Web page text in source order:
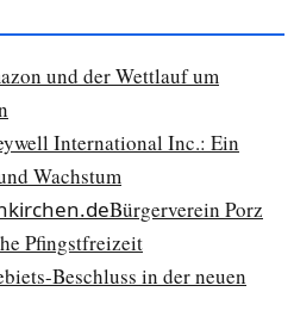
und der Wettlauf um
International Inc.: Ein
Wachstum
Bürgerverein Porz
Pfingstfreizeit
Beschluss in der neuen